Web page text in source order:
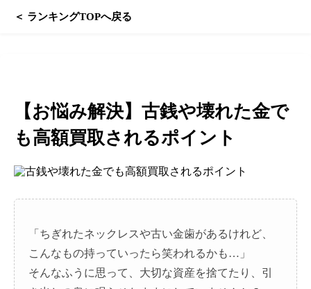
＜ ランキングTOPへ戻る
【お悩み解決】古銭や壊れた金で
も高額買取されるポイント
「ちぎれたネックレスや古い金歯があるけれど、
こんなもの持っていったら笑われるかも…」
そんなふうに思って、大切な資産を捨てたり、引